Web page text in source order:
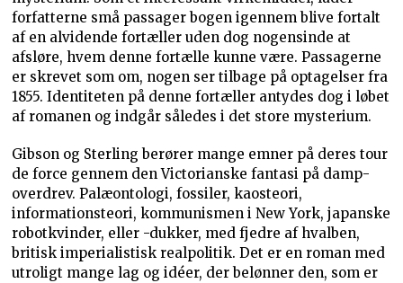
forfatterne små passager bogen igennem blive fortalt
af en alvidende fortæller uden dog nogensinde at
afsløre, hvem denne fortælle kunne være. Passagerne
er skrevet som om, nogen ser tilbage på optagelser fra
1855. Identiteten på denne fortæller antydes dog i løbet
af romanen og indgår således i det store mysterium.
Gibson og Sterling berører mange emner på deres tour
de force gennem den Victorianske fantasi på damp-
overdrev. Palæontologi, fossiler, kaosteori,
informationsteori, kommunismen i New York, japanske
robotkvinder, eller -dukker, med fjedre af hvalben,
britisk imperialistisk realpolitik. Det er en roman med
utroligt mange lag og idéer, der belønner den, som er